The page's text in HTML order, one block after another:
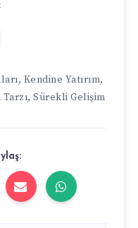
, Kendine Yatırım,
Tarzı, Sürekli Gelişim